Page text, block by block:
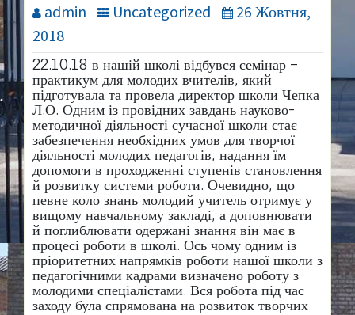
admin Uncategorized
26 Жовтня,
2018
22.10.18 в нашій школі відбувся семінар –
практикум для молодих вчителів, який
підготувала та провела директор школи Чепка
Л.О. Одним із провідних завдань науково-
методичної діяльності сучасної школи стає
забезпечення необхідних умов для творчої
діяльності молодих педагогів, надання їм
допомоги в проходженні ступенів становлення
й розвитку системи роботи. Очевидно, що
певне коло знань молодий учитель отримує у
вищому навчальному закладі, а доповнювати
й поглиблювати одержані знання він має в
процесі роботи в школі. Ось чому одним із
пріоритетних напрямків роботи нашої школи з
педагогічними кадрами визначено роботу з
молодими спеціалістами. Вся робота під час
заходу була спрямована на розвиток творчих